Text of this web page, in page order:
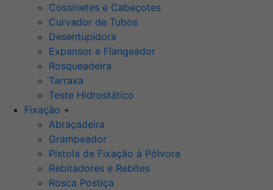
Cossinetes e Cabeçotes
Curvador de Tubos
Desentupidora
Expansor e Flangeador
Rosqueadeira
Tarraxa
Teste Hidrostático
Fixação +
Abraçadeira
Grampeador
Pistola de Fixação à Pólvora
Rebitadores e Rebites
Rosca Postiça